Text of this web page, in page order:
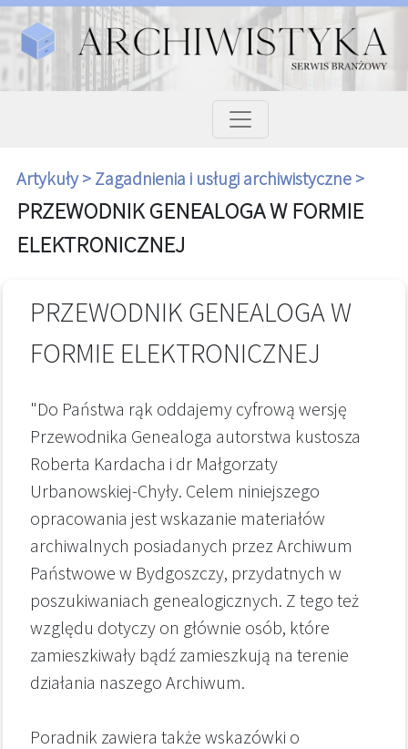
Artykuły > Zagadnienia i usługi archiwistyczne >
PRZEWODNIK GENEALOGA W FORMIE
ELEKTRONICZNEJ
PRZEWODNIK GENEALOGA W
FORMIE ELEKTRONICZNEJ
"Do Państwa rąk oddajemy cyfrową wersję
Przewodnika Genealoga autorstwa kustosza
Roberta Kardacha i dr Małgorzaty
Urbanowskiej-Chyły. Celem niniejszego
opracowania jest wskazanie materiałów
archiwalnych posiadanych przez Archiwum
Państwowe w Bydgoszczy, przydatnych w
poszukiwaniach genealogicznych. Z tego też
względu dotyczy on głównie osób, które
zamieszkiwały bądź zamieszkują na terenie
działania naszego Archiwum.
Poradnik zawiera także wskazówki o